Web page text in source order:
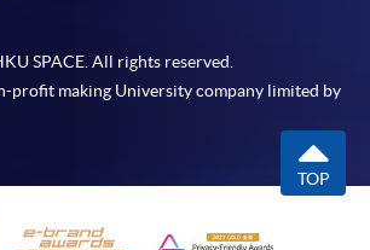
SPACE. All rights reserved.
profit making University company limited by
TOP